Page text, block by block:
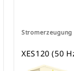
Stromerzeugung
XES120 (50